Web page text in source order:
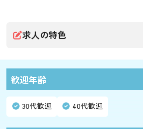
求人の特色
歓迎年齢
30代歓迎 40代歓迎